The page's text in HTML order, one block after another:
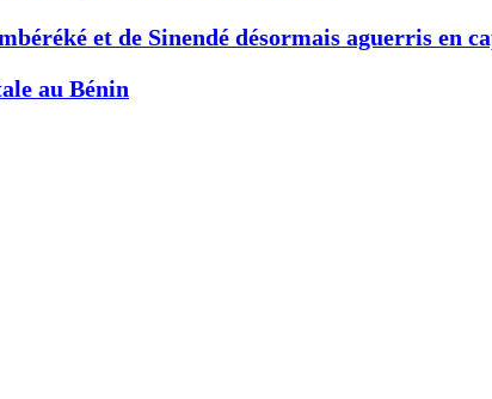
et de Sinendé désormais aguerris en
au Bénin